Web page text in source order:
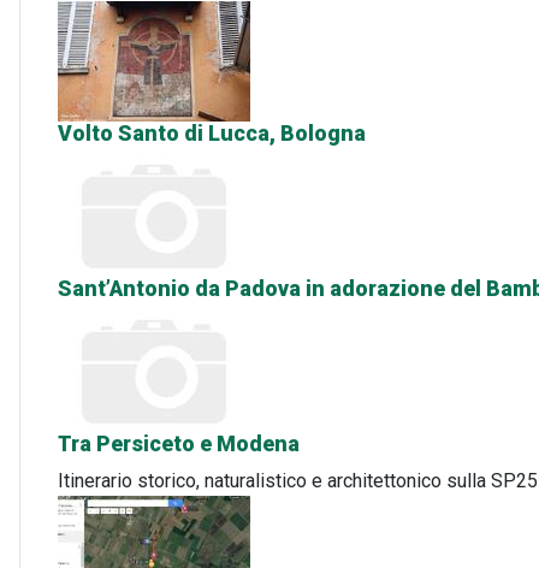
Volto Santo di Lucca, Bologna
Sant’Antonio da Padova in adorazione del
Tra Persiceto e Modena
Itinerario storico, naturalistico e architettonico sulla